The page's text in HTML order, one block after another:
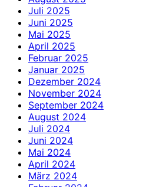
Juli 2025
Juni 2025
Mai 2025
April 2025
Februar 2025
Januar 2025
Dezember 2024
November 2024
September 2024
August 2024
Juli 2024
Juni 2024
Mai 2024
April 2024
März 2024